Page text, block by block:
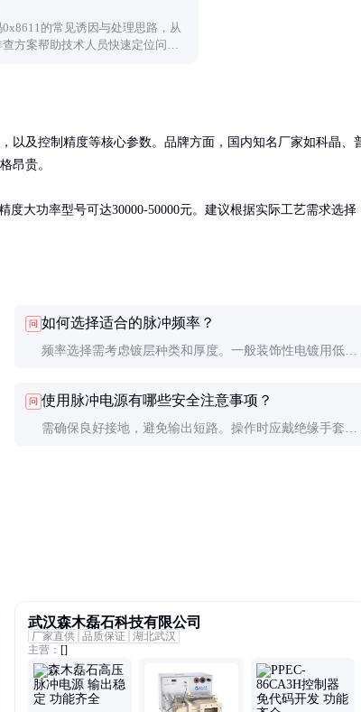
的常见诱因与处理思路，从
方案帮助技术人员快速定位问题
以及控制精度等核心参数。品牌方面，国内知名厂家如科晶、
昂贵。
大功率型号可达30000-50000元。建议根据实际工艺需求选择
问 如何选择适合的脉冲频率？
频率选择需考虑镀层种类和厚度。一般装饰性电镀用低频
用可能需要100kHz以上。
问 使用脉冲电源有哪些安全注意事项？
需确保良好接地，避免输出短路。操作时应戴绝缘手套，
武汉森木磊石科技有限公司
厂家直供 品质保证 湖北武汉
主营： []